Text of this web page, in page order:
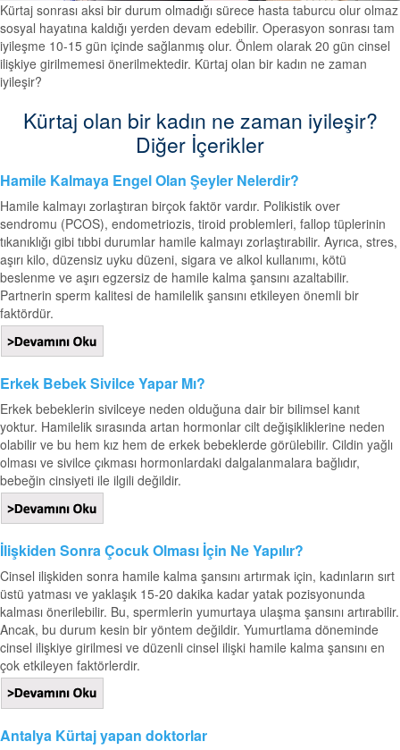
Kürtaj sonrası aksi bir durum olmadığı sürece hasta taburcu olur olmaz
sosyal hayatına kaldığı yerden devam edebilir. Operasyon sonrası tam
iyileşme 10-15 gün içinde sağlanmış olur. Önlem olarak 20 gün cinsel
ilişkiye girilmemesi önerilmektedir. Kürtaj olan bir kadın ne zaman
iyileşir?
Kürtaj olan bir kadın ne zaman iyileşir?
Diğer İçerikler
Hamile Kalmaya Engel Olan Şeyler Nelerdir?
Hamile kalmayı zorlaştıran birçok faktör vardır. Polikistik over
sendromu (PCOS), endometriozis, tiroid problemleri, fallop tüplerinin
tıkanıklığı gibi tıbbi durumlar hamile kalmayı zorlaştırabilir. Ayrıca, stres,
aşırı kilo, düzensiz uyku düzeni, sigara ve alkol kullanımı, kötü
beslenme ve aşırı egzersiz de hamile kalma şansını azaltabilir.
Partnerin sperm kalitesi de hamilelik şansını etkileyen önemli bir
faktördür.
Erkek Bebek Sivilce Yapar Mı?
Erkek bebeklerin sivilceye neden olduğuna dair bir bilimsel kanıt
yoktur. Hamilelik sırasında artan hormonlar cilt değişikliklerine neden
olabilir ve bu hem kız hem de erkek bebeklerde görülebilir. Cildin yağlı
olması ve sivilce çıkması hormonlardaki dalgalanmalara bağlıdır,
bebeğin cinsiyeti ile ilgili değildir.
İlişkiden Sonra Çocuk Olması İçin Ne Yapılır?
Cinsel ilişkiden sonra hamile kalma şansını artırmak için, kadınların sırt
üstü yatması ve yaklaşık 15-20 dakika kadar yatak pozisyonunda
kalması önerilebilir. Bu, spermlerin yumurtaya ulaşma şansını artırabilir.
Ancak, bu durum kesin bir yöntem değildir. Yumurtlama döneminde
cinsel ilişkiye girilmesi ve düzenli cinsel ilişki hamile kalma şansını en
çok etkileyen faktörlerdir.
Antalya Kürtaj yapan doktorlar